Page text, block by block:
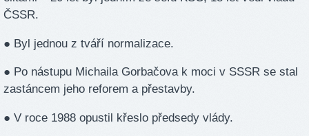
ČSSR.
● Byl jednou z tváří normalizace.
● Po nástupu Michaila Gorbačova k moci v SSSR se stal
zastáncem jeho reforem a přestavby.
● V roce 1988 opustil křeslo předsedy vlády.